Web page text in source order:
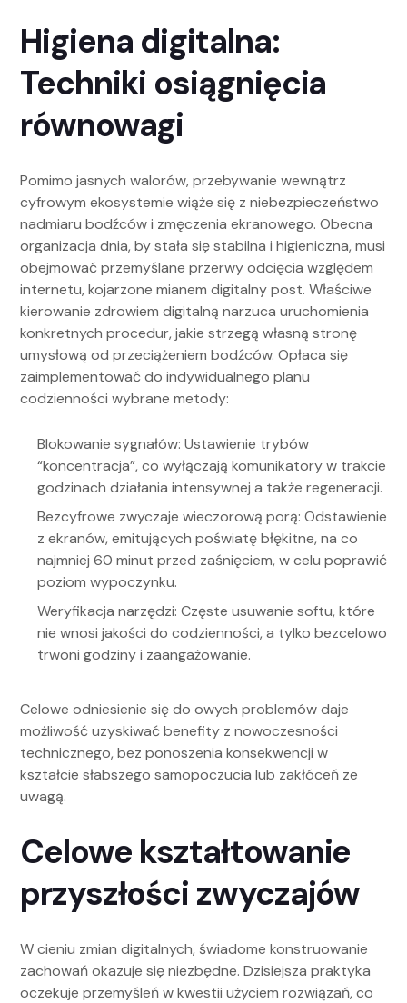
Higiena digitalna:
Techniki osiągnięcia
równowagi
Pomimo jasnych walorów, przebywanie wewnątrz
cyfrowym ekosystemie wiąże się z niebezpieczeństwo
nadmiaru bodźców i zmęczenia ekranowego. Obecna
organizacja dnia, by stała się stabilna i higieniczna, musi
obejmować przemyślane przerwy odcięcia względem
internetu, kojarzone mianem digitalny post. Właściwe
kierowanie zdrowiem digitalną narzuca uruchomienia
konkretnych procedur, jakie strzegą własną stronę
umysłową od przeciążeniem bodźców. Opłaca się
zaimplementować do indywidualnego planu
codzienności wybrane metody:
Blokowanie sygnałów: Ustawienie trybów
“koncentracja”, co wyłączają komunikatory w trakcie
godzinach działania intensywnej a także regeneracji.
Bezcyfrowe zwyczaje wieczorową porą: Odstawienie
z ekranów, emitujących poświatę błękitne, na co
najmniej 60 minut przed zaśnięciem, w celu poprawić
poziom wypoczynku.
Weryfikacja narzędzi: Częste usuwanie softu, które
nie wnosi jakości do codzienności, a tylko bezcelowo
trwoni godziny i zaangażowanie.
Celowe odniesienie się do owych problemów daje
możliwość uzyskiwać benefity z nowoczesności
technicznego, bez ponoszenia konsekwencji w
kształcie słabszego samopoczucia lub zakłóceń ze
uwagą.
Celowe kształtowanie
przyszłości zwyczajów
W cieniu zmian digitalnych, świadome konstruowanie
zachowań okazuje się niezbędne. Dzisiejsza praktyka
oczekuje przemyśleń w kwestii użyciem rozwiązań, co